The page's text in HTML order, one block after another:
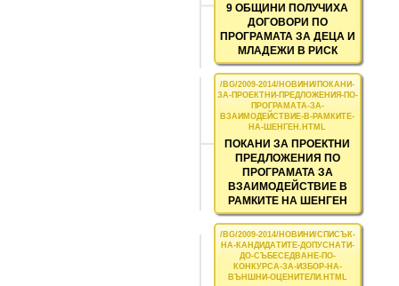
9 ОБЩИНИ ПОЛУЧИХА
ДОГОВОРИ ПО
ПРОГРАМАТА ЗА ДЕЦА И
МЛАДЕЖИ В РИСК
ПОКАНИ ЗА ПРОЕКТНИ
ПРЕДЛОЖЕНИЯ ПО
ПРОГРАМАТА ЗА
ВЗАИМОДЕЙСТВИЕ В
РАМКИТЕ НА ШЕНГЕН